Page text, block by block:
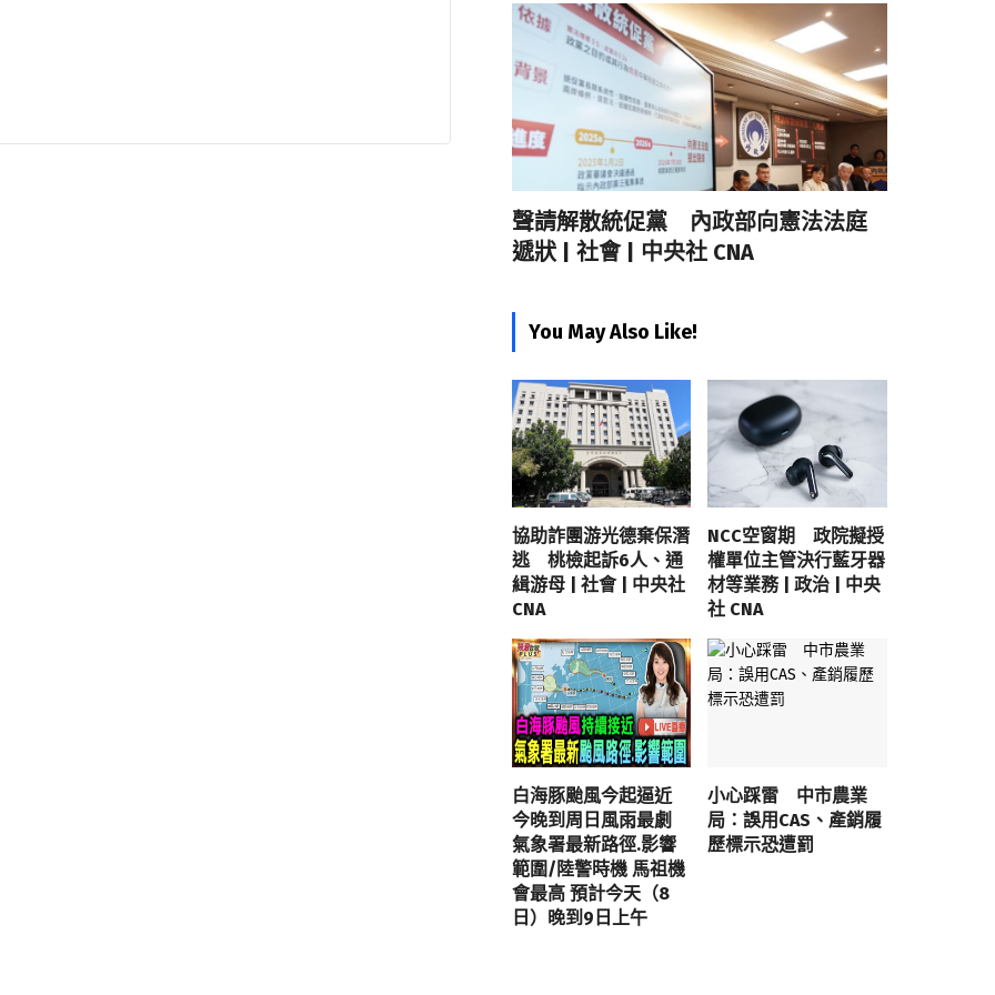
聲請解散統促黨 內政部向憲法法庭
遞狀 | 社會 | 中央社 CNA
You May Also Like!
協助詐團游光德棄保潛
逃 桃檢起訴6人、通
緝游母 | 社會 | 中央社
CNA
NCC空窗期 政院擬授
權單位主管決行藍牙器
材等業務 | 政治 | 中央
社 CNA
白海豚颱風今起逼近
今晚到周日風雨最劇
氣象署最新路徑.影響
範圍/陸警時機 馬祖機
會最高 預計今天（8
日）晚到9日上午
小心踩雷 中市農業
局：誤用CAS、產銷履
歷標示恐遭罰